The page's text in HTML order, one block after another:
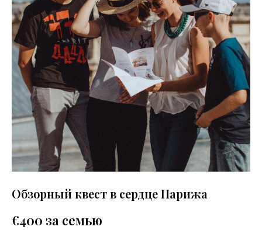
Обзорный квест в сердце Парижа
€400 за семью